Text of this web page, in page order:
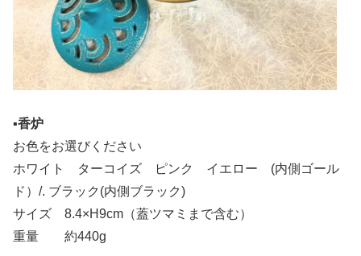
▪️香炉
お色をお選びください
ホワイト ターコイズ ピンク イエロー (内側ゴール
ド）/. ブラック(内側ブラック)
サイズ 8.4×H9cm（蓋ツマミまで含む）
重量 約440g